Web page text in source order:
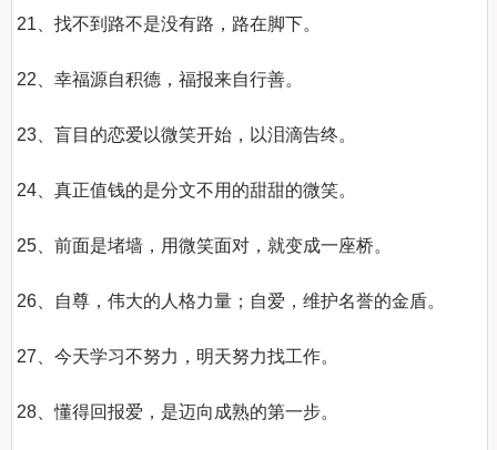
21、找不到路不是没有路，路在脚下。
22、幸福源自积德，福报来自行善。
23、盲目的恋爱以微笑开始，以泪滴告终。
24、真正值钱的是分文不用的甜甜的微笑。
25、前面是堵墙，用微笑面对，就变成一座桥。
26、自尊，伟大的人格力量；自爱，维护名誉的金盾。
27、今天学习不努力，明天努力找工作。
28、懂得回报爱，是迈向成熟的第一步。